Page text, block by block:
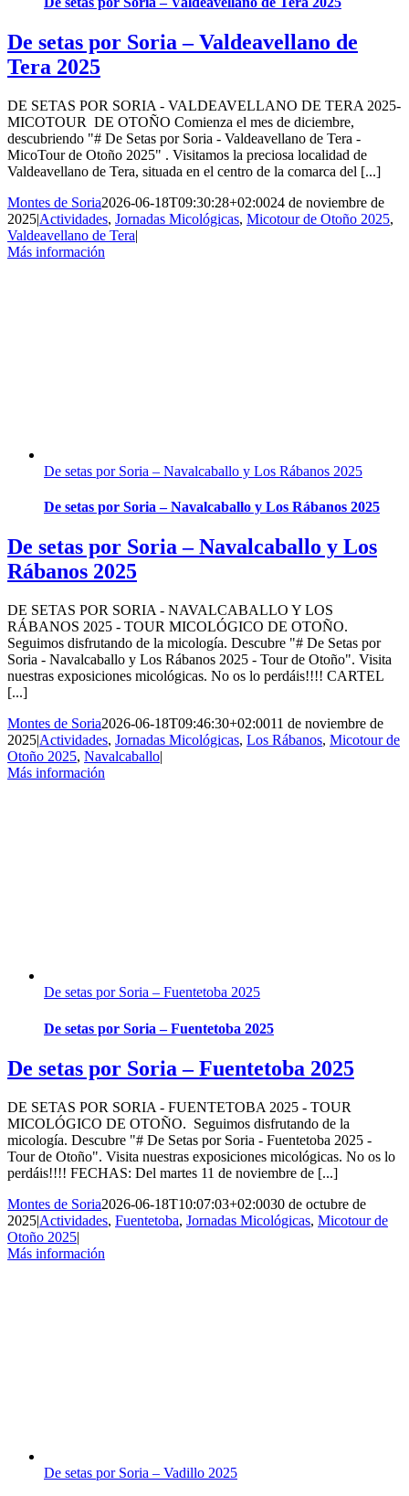
De setas por Soria – Valdeavellano de
Tera 2025
DE SETAS POR SORIA - VALDEAVELLANO DE TERA 2025-
MICOTOUR DE OTOÑO Comienza el mes de diciembre,
descubriendo "# De Setas por Soria - Valdeavellano de Tera -
MicoTour de Otoño 2025" . Visitamos la preciosa localidad de
Valdeavellano de Tera, situada en el centro de la comarca del [...]
Montes de Soria2026-06-18T09:30:28+02:0024 de noviembre de
2025|Actividades, Jornadas Micológicas, Micotour de Otoño 2025,
Valdeavellano de Tera|
Más información
De setas por Soria – Navalcaballo y Los Rábanos 2025
De setas por Soria – Navalcaballo y Los Rábanos 2025
De setas por Soria – Navalcaballo y Los
Rábanos 2025
DE SETAS POR SORIA - NAVALCABALLO Y LOS
RÁBANOS 2025 - TOUR MICOLÓGICO DE OTOÑO.
Seguimos disfrutando de la micología. Descubre "# De Setas por
Soria - Navalcaballo y Los Rábanos 2025 - Tour de Otoño". Visita
nuestras exposiciones micológicas. No os lo perdáis!!!! CARTEL
[...]
Montes de Soria2026-06-18T09:46:30+02:0011 de noviembre de
2025|Actividades, Jornadas Micológicas, Los Rábanos, Micotour de
Otoño 2025, Navalcaballo|
Más información
De setas por Soria – Fuentetoba 2025
De setas por Soria – Fuentetoba 2025
De setas por Soria – Fuentetoba 2025
DE SETAS POR SORIA - FUENTETOBA 2025 - TOUR
MICOLÓGICO DE OTOÑO. Seguimos disfrutando de la
micología. Descubre "# De Setas por Soria - Fuentetoba 2025 -
Tour de Otoño". Visita nuestras exposiciones micológicas. No os lo
perdáis!!!! FECHAS: Del martes 11 de noviembre de [...]
Montes de Soria2026-06-18T10:07:03+02:0030 de octubre de
2025|Actividades, Fuentetoba, Jornadas Micológicas, Micotour de
Otoño 2025|
Más información
De setas por Soria – Vadillo 2025